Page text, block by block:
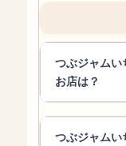
つぶジャムい
お店は？
つぶジャムい